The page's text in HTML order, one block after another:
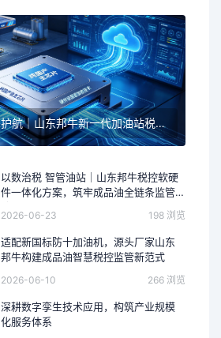
自主可控・国密护航｜山东邦牛新一代加油站税控采集设备全面升级，筑牢成品油智慧监管安全底座
以数治税 智管油站｜山东邦牛税控软硬
件一体化方案，筑牢成品油全链条监管
2026-06-23 198 浏览
适配新国标防十加油机，源头厂家山东
邦牛构建成品油智慧税控监管新范式
2026-06-10 266 浏览
深耕数字孪生技术应用，构筑产业规模
化服务体系